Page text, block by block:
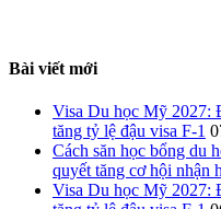
Bài viết mới
Visa Du học Mỹ 2027:
tăng tỷ lệ đậu visa F-1
Cách săn học bổng du
quyết tăng cơ hội nhận
Visa Du học Mỹ 2027: